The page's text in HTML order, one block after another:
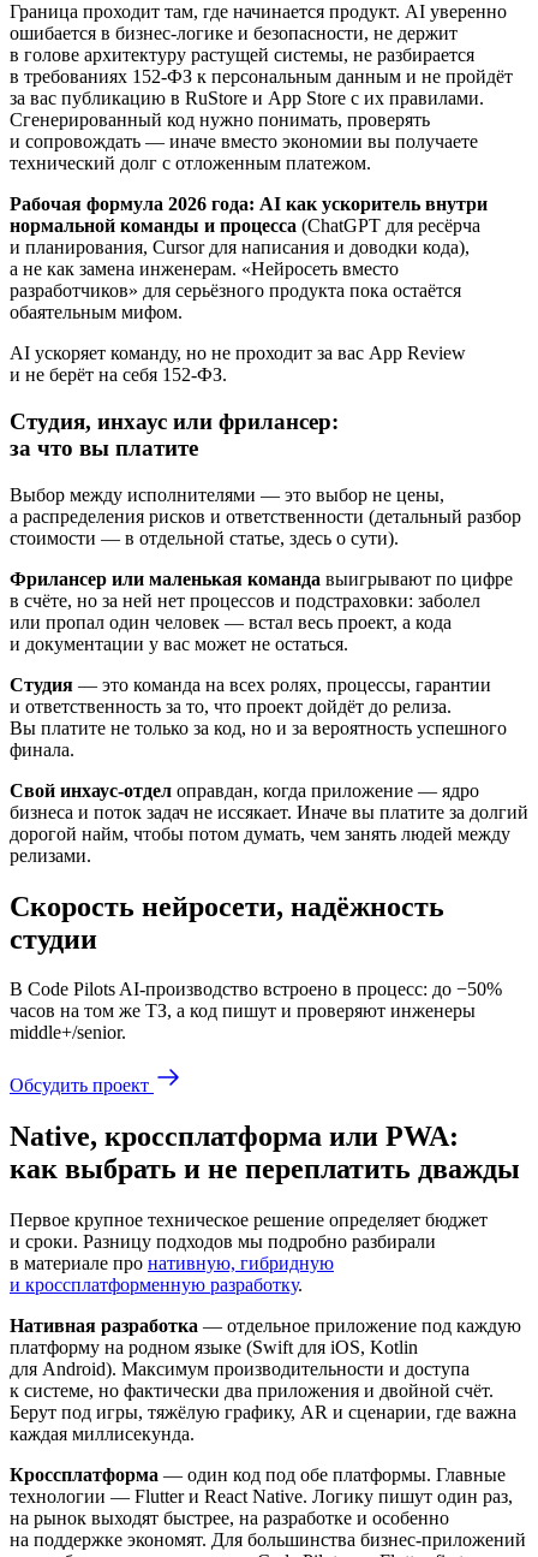
Граница проходит там, где начинается продукт. AI уверенно
ошибается в бизнес-логике и безопасности, не держит
в голове архитектуру растущей системы, не разбирается
в требованиях 152-ФЗ к персональным данным и не пройдёт
за вас публикацию в RuStore и App Store с их правилами.
Сгенерированный код нужно понимать, проверять
и сопровождать — иначе вместо экономии вы получаете
технический долг с отложенным платежом.
Рабочая формула 2026 года: AI как ускоритель внутри
нормальной команды и процесса (ChatGPT для ресёрча
и планирования, Cursor для написания и доводки кода),
а не как замена инженерам. «Нейросеть вместо
разработчиков» для серьёзного продукта пока остаётся
обаятельным мифом.
AI ускоряет команду, но не проходит за вас App Review
и не берёт на себя 152-ФЗ.
Студия, инхаус или фрилансер:
за что вы платите
Выбор между исполнителями — это выбор не цены,
а распределения рисков и ответственности (детальный разбор
стоимости — в отдельной статье, здесь о сути).
Фрилансер или маленькая команда выигрывают по цифре
в счёте, но за ней нет процессов и подстраховки: заболел
или пропал один человек — встал весь проект, а кода
и документации у вас может не остаться.
Студия — это команда на всех ролях, процессы, гарантии
и ответственность за то, что проект дойдёт до релиза.
Вы платите не только за код, но и за вероятность успешного
финала.
Свой инхаус-отдел оправдан, когда приложение — ядро
бизнеса и поток задач не иссякает. Иначе вы платите за долгий
дорогой найм, чтобы потом думать, чем занять людей между
релизами.
Скорость нейросети, надёжность
студии
В Code Pilots AI-производство встроено в процесс: до −50%
часов на том же ТЗ, а код пишут и проверяют инженеры
middle+/senior.
Обсудить проект
Native, кроссплатформа или PWA:
как выбрать и не переплатить дважды
Первое крупное техническое решение определяет бюджет
и сроки. Разницу подходов мы подробно разбирали
в материале про нативную, гибридную
и кроссплатформенную разработку.
Нативная разработка — отдельное приложение под каждую
платформу на родном языке (Swift для iOS, Kotlin
для Android). Максимум производительности и доступа
к системе, но фактически два приложения и двойной счёт.
Берут под игры, тяжёлую графику, AR и сценарии, где важна
каждая миллисекунда.
Кроссплатформа — один код под обе платформы. Главные
технологии — Flutter и React Native. Логику пишут один раз,
на рынок выходят быстрее, на разработке и особенно
на поддержке экономят. Для большинства бизнес-приложений